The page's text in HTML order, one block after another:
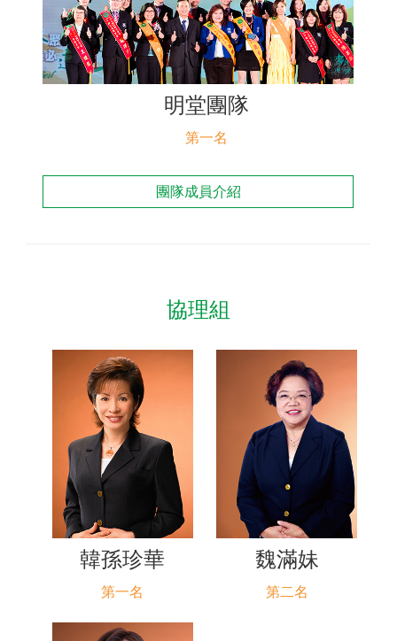
聯絡我們
明堂團隊
第一名
團隊成員介紹
協理組
韓孫珍華
第一名
魏滿妹
第二名